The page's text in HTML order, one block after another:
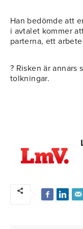
Han bedömde att
i avtalet kommer
parterna, ett
? Risken är annars
tolkningar.